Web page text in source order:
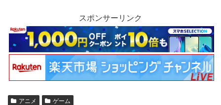
スポンサーリンク
アニメ ゲーム